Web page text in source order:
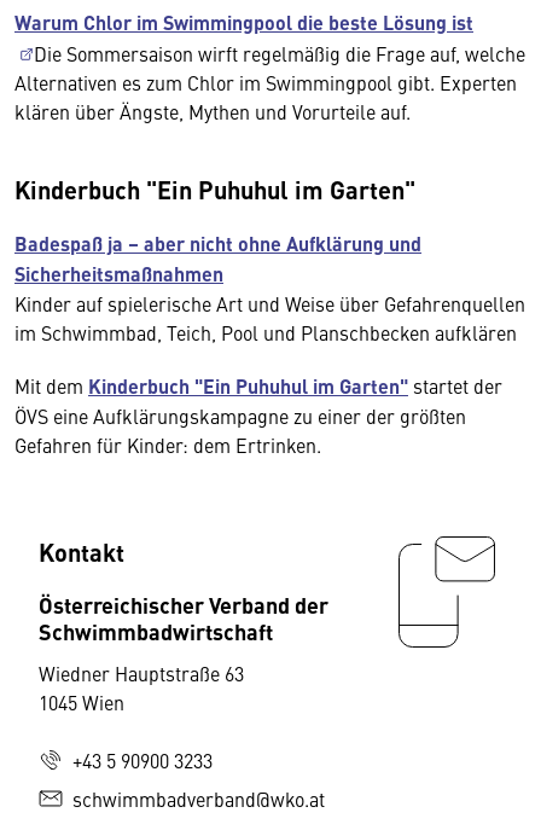
Warum Chlor im Swimmingpool die beste Lösung ist
Die Sommersaison wirft regelmäßig die Frage auf, welche
Alternativen es zum Chlor im Swimmingpool gibt. Experten
klären über Ängste, Mythen und Vorurteile auf.
Kinderbuch "Ein Puhuhul im Garten"
Badespaß ja – aber nicht ohne Aufklärung und
Sicherheitsmaßnahmen
Kinder auf spielerische Art und Weise über Gefahrenquellen
im Schwimmbad, Teich, Pool und Planschbecken aufklären
Mit dem Kinderbuch "Ein Puhuhul im Garten" startet der
ÖVS eine Aufklärungskampagne zu einer der größten
Gefahren für Kinder: dem Ertrinken.
Kontakt
Österreichischer Verband der
Schwimmbadwirtschaft
Wiedner Hauptstraße 63
1045 Wien
+43 5 90900 3233
schwimmbadverband@wko.at